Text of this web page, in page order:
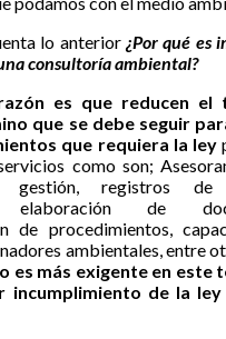
lo anterior ¿Por qué es
consultoría ambiental?
es que reducen el
que se debe seguir
que requiera la ley
como son;
gestión, registros de
elaboración de
de procedimientos,
ambientales, entre
es más exigente en este
incumplimiento de la ley